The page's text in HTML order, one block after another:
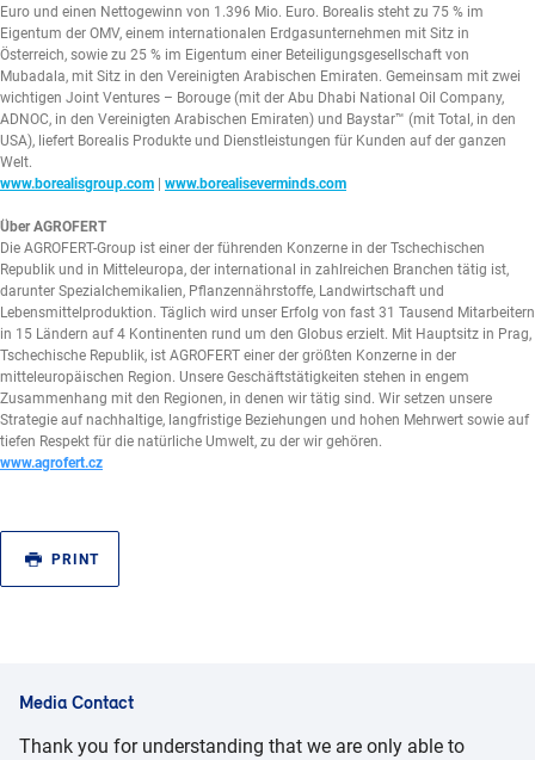
Euro und einen Nettogewinn von 1.396 Mio. Euro. Borealis steht zu 75 % im
Eigentum der OMV, einem internationalen Erdgasunternehmen mit Sitz in
Österreich, sowie zu 25 % im Eigentum einer Beteiligungsgesellschaft von
Mubadala, mit Sitz in den Vereinigten Arabischen Emiraten. Gemeinsam mit zwei
wichtigen Joint Ventures – Borouge (mit der Abu Dhabi National Oil Company,
ADNOC, in den Vereinigten Arabischen Emiraten) und Baystar™ (mit Total, in den
USA), liefert Borealis Produkte und Dienstleistungen für Kunden auf der ganzen
Welt.
www.borealisgroup.com
www.borealiseverminds.com
Über AGROFERT
Die AGROFERT-Group ist einer der führenden Konzerne in der Tschechischen
Republik und in Mitteleuropa, der international in zahlreichen Branchen tätig ist,
darunter Spezialchemikalien, Pflanzennährstoffe, Landwirtschaft und
Lebensmittelproduktion. Täglich wird unser Erfolg von fast 31 Tausend Mitarbeitern
in 15 Ländern auf 4 Kontinenten rund um den Globus erzielt. Mit Hauptsitz in Prag,
Tschechische Republik, ist AGROFERT einer der größten Konzerne in der
mitteleuropäischen Region. Unsere Geschäftstätigkeiten stehen in engem
Zusammenhang mit den Regionen, in denen wir tätig sind. Wir setzen unsere
Strategie auf nachhaltige, langfristige Beziehungen und hohen Mehrwert sowie auf
tiefen Respekt für die natürliche Umwelt, zu der wir gehören.
www.agrofert.cz
PRINT
Media Contact
Thank you for understanding that we are only able to